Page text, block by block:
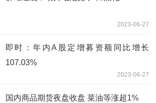
2023-06-27
即时：年内A股定增募资额同比增长
107.03%
2023-06-27
国内商品期货夜盘收盘 菜油等涨超1%